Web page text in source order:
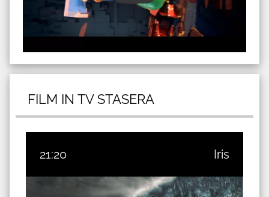
FILM IN TV STASERA
21:20 Iris